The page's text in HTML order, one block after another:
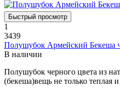
Быстрый просмотр
1
3439
Полушубок Армейский Бекеша
В наличии
Полушубок черного цвета из
(бекеша)вещь не только теплая